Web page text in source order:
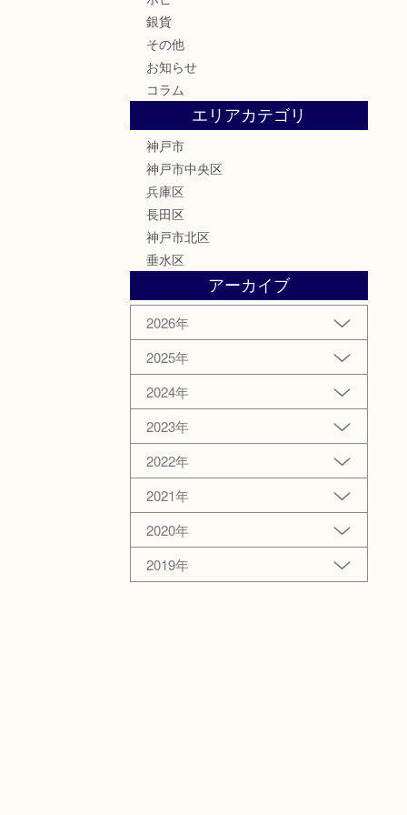
銀貨
その他
お知らせ
コラム
エリアカテゴリ
神戸市
神戸市中央区
兵庫区
長田区
神戸市北区
垂水区
アーカイブ
2026年
2025年
2024年
2023年
2022年
2021年
2020年
2019年